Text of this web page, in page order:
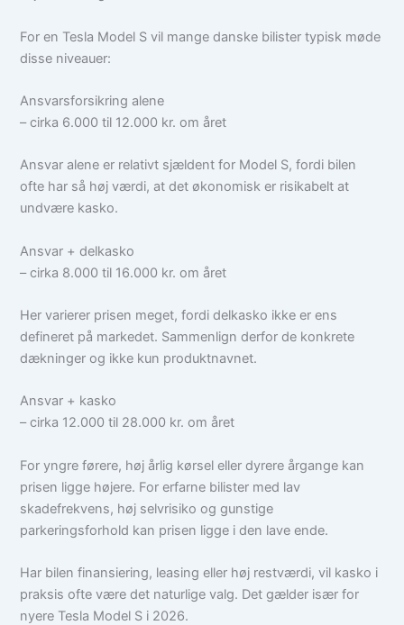
For en Tesla Model S vil mange danske bilister typisk møde
disse niveauer:
Ansvarsforsikring alene
– cirka 6.000 til 12.000 kr. om året
Ansvar alene er relativt sjældent for Model S, fordi bilen
ofte har så høj værdi, at det økonomisk er risikabelt at
undvære kasko.
Ansvar + delkasko
– cirka 8.000 til 16.000 kr. om året
Her varierer prisen meget, fordi delkasko ikke er ens
defineret på markedet. Sammenlign derfor de konkrete
dækninger og ikke kun produktnavnet.
Ansvar + kasko
– cirka 12.000 til 28.000 kr. om året
For yngre førere, høj årlig kørsel eller dyrere årgange kan
prisen ligge højere. For erfarne bilister med lav
skadefrekvens, høj selvrisiko og gunstige
parkeringsforhold kan prisen ligge i den lave ende.
Har bilen finansiering, leasing eller høj restværdi, vil kasko i
praksis ofte være det naturlige valg. Det gælder især for
nyere Tesla Model S i 2026.